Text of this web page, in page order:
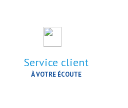
Service client
À VOTRE ÉCOUTE